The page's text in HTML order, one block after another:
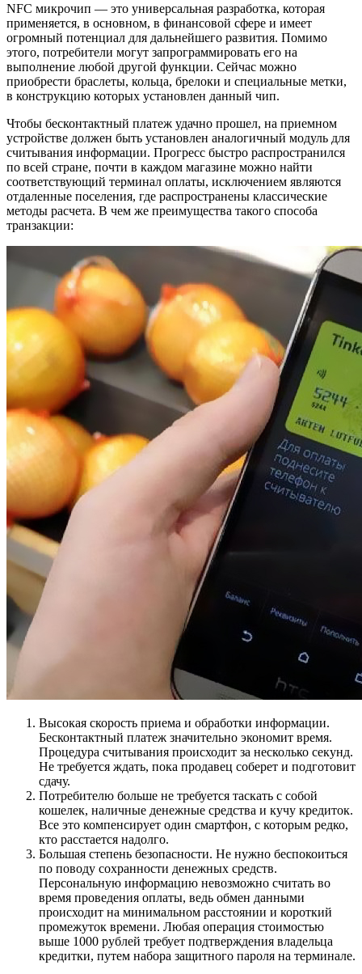
NFC микрочип — это универсальная разработка, которая
применяется, в основном, в финансовой сфере и имеет
огромный потенциал для дальнейшего развития. Помимо
этого, потребители могут запрограммировать его на
выполнение любой другой функции. Сейчас можно
приобрести браслеты, кольца, брелоки и специальные метки,
в конструкцию которых установлен данный чип.
Чтобы бесконтактный платеж удачно прошел, на приемном
устройстве должен быть установлен аналогичный модуль для
считывания информации. Прогресс быстро распространился
по всей стране, почти в каждом магазине можно найти
соответствующий терминал оплаты, исключением являются
отдаленные поселения, где распространены классические
методы расчета. В чем же преимущества такого способа
транзакции:
Высокая скорость приема и обработки информации.
Бесконтактный платеж значительно экономит время.
Процедура считывания происходит за несколько секунд.
Не требуется ждать, пока продавец соберет и подготовит
сдачу.
Потребителю больше не требуется таскать с собой
кошелек, наличные денежные средства и кучу кредиток.
Все это компенсирует один смартфон, с которым редко,
кто расстается надолго.
Большая степень безопасности. Не нужно беспокоиться
по поводу сохранности денежных средств.
Персональную информацию невозможно считать во
время проведения оплаты, ведь обмен данными
происходит на минимальном расстоянии и короткий
промежуток времени. Любая операция стоимостью
выше 1000 рублей требует подтверждения владельца
кредитки, путем набора защитного пароля на терминале.